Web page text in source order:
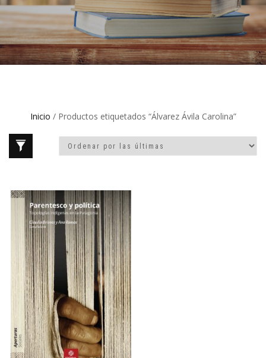
Inicio / Productos etiquetados “Álvarez Ávila Carolina”